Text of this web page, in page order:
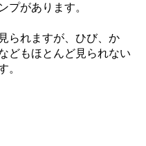
プがあります。
られますが、ひび、か
どもほとんど見られない
。